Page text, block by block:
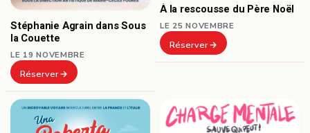
Stéphanie Agrain dans Sous
la Couette
LE 19 NOVEMBRE
Réserver
À la rescousse du Père Noël
LE 25 NOVEMBRE
Réserver